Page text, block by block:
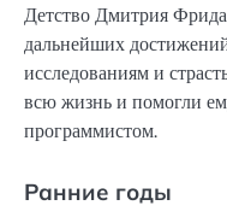
Детство Дмитрия
дальнейших
исследованиям и
всю жизнь и помогли
программистом.
Ранние годы